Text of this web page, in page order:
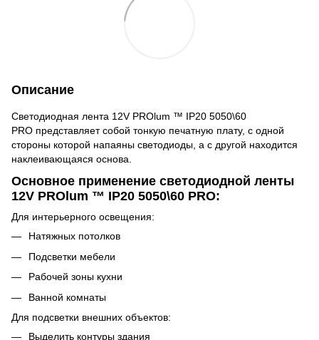
Описание
Светодиодная лента 12V PROlum ™ IP20 5050\60
PRO представляет собой тонкую печатную плату, с одной
стороны которой напаяны светодиоды, а с другой находится
наклеивающаяся основа.
Основное применение светодиодной ленты
12V PROlum ™ IP20 5050\60 PRO:
Для интерьерного освещения:
Натяжных потолков
Подсветки мебели
Рабочей зоны кухни
Ванной комнаты
Для подсветки внешних объектов:
Выделить контуры здания